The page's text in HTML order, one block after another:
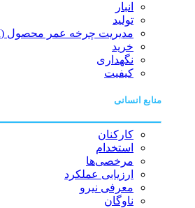
انبار
تولید
مدیریت چرخه عمر محصول (PLM)
خرید
نگهداری
کیفیت
منابع انسانی
کارکنان
استخدام
مرخصی‌ها
ارزیابی عملکرد
معرفی نیرو
ناوگان